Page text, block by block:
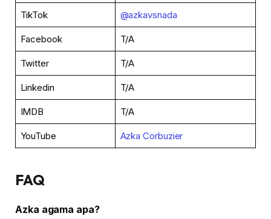
TikTok @azkavsnada
Facebook T/A
Twitter T/A
Linkedin T/A
IMDB T/A
YouTube Azka Corbuzier
FAQ
Azka agama apa?